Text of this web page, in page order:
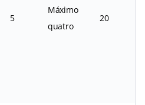
5
Máximo
quatro
20